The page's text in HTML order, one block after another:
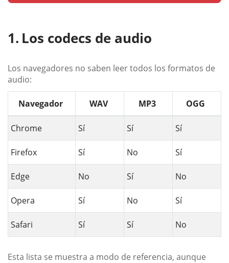
Los codecs de audio
Los navegadores no saben leer todos los formatos de
audio:
Navegador WAV MP3 OGG
Chrome Sí Sí Sí
Firefox Sí No Sí
Edge No Sí No
Opera Sí No Sí
Safari Sí Sí No
Esta lista se muestra a modo de referencia, aunque